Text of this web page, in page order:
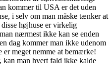
kommer til USA er det uden
i selv om man måske tænker at
højhuse er virkelig
nærmest ikke kan se enden
dag kommer man ikke udenom
er meget nemme at bemærke!
kan man hvert fald ikke kalde